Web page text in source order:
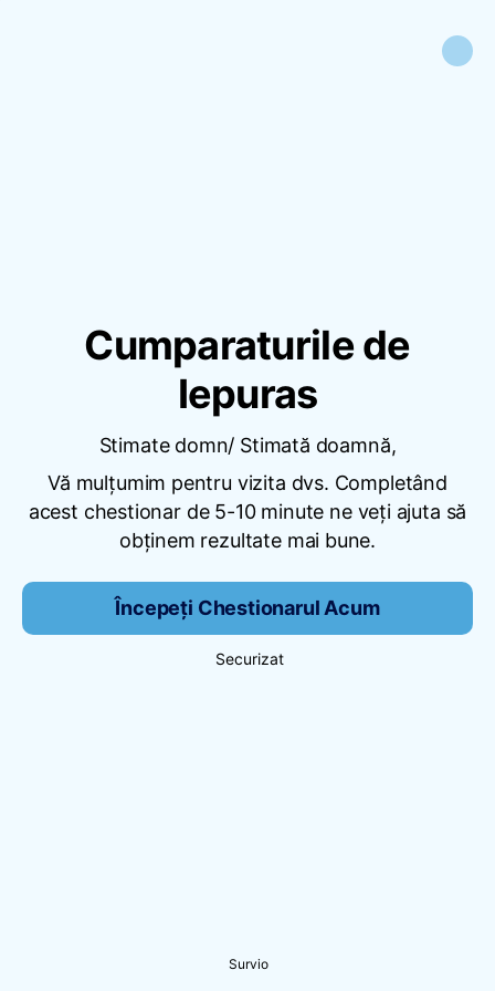
Cumparaturile de
Iepuras
Stimate domn/ Stimată doamnă,
Vă mulțumim pentru vizita dvs. Completând
acest chestionar de 5-10 minute ne veți ajuta să
obținem rezultate mai bune.
Începeți Chestionarul Acum
Securizat
Survio